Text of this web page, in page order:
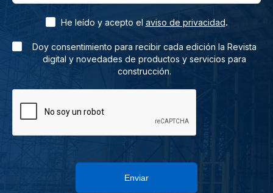
He leído y acepto el aviso de privacidad.
Doy consentimiento para recibir cada edición la Revista
digital y novedades de productos y servicios para
construcción.
Enviar